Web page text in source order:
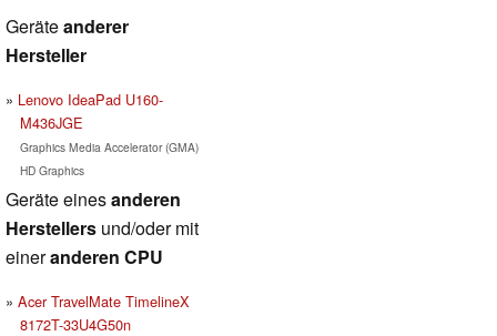
Geräteanderer
Hersteller
Lenovo IdeaPad U160-
M436JGE
Graphics Media Accelerator (GMA)
HD Graphics
Geräte einesanderen
Herstellers und/oder mit
eineranderen CPU
Acer TravelMate TimelineX
8172T-33U4G50n